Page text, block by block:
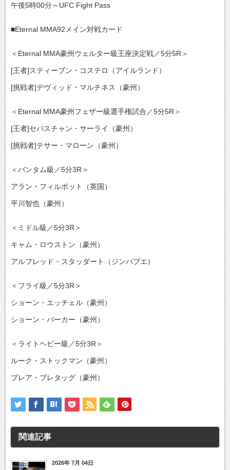
午後5時00分～UFC Fight Pass
■Eternal MMA92メイン対戦カード
＜Eternal MMA豪州ウェルター級王座決定戦／5分5R＞
[王者]スティーブン・コステロ（アイルランド）
[挑戦者]デヴィッド・マルチネス（豪州）
＜Eternal MMA豪州フェザー級選手権試合／5分5R＞
[王者]セバスチャン・サーライ（豪州）
[挑戦者]テサー・マローン（豪州）
＜バンタム級／5分3R＞
アラン・フィルポット（英国）
平川智也（豪州）
＜ミドル級／5分3R＞
キャム・ロウストン（豪州）
アルフレッド・スタッダート（ジンバブエ）
＜フライ級／5分3R＞
ショーン・エッチェル（豪州）
ショーン・パーカー（豪州）
＜ライトヘビー級／5分3R＞
ルーク・ストックマン（豪州）
ブレア・ブレタッグ（豪州）
関連記事
2026年 7月 04日